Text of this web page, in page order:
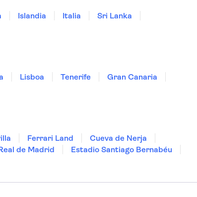
Islandia Italia
Sri Lanka
Lisboa Tenerife
Gran Canaria
Ferrari Land
Cueva de Nerja
de Madrid
Estadio Santiago Bernabéu